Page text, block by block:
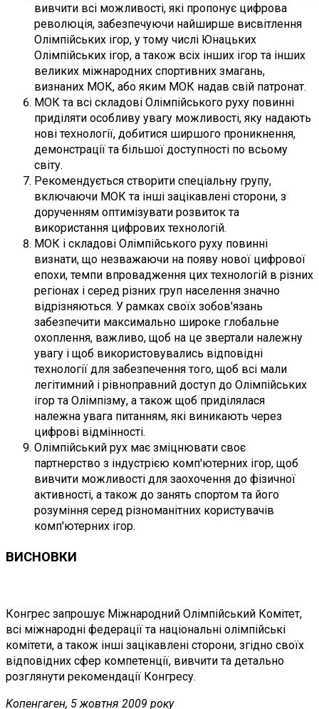
вивчити всі можливості, які пропонує цифрова
революція, забезпечуючи найширше висвітлення
Олімпійських ігор, у тому числі Юнацьких
Олімпійських ігор, а також всіх інших ігор та інших
великих міжнародних спортивних змагань,
визнаних МОК, або яким МОК надав свій патронат.
МОК та всі складові Олімпійського руху повинні
приділяти особливу увагу можливості, яку надають
нові технології, добитися ширшого проникнення,
демонстрації та більшої доступності по всьому
світу.
Рекомендується створити спеціальну групу,
включаючи МОК та інші зацікавлені сторони, з
дорученням оптимізувати розвиток та
використання цифрових технологій.
МОК і складові Олімпійського руху повинні
визнати, що незважаючи на появу нової цифрової
епохи, темпи впровадження цих технологій в різних
регіонах і серед різних груп населення значно
відрізняються. У рамках своїх зобов'язань
забезпечити максимально широке глобальне
охоплення, важливо, щоб на це звертали належну
увагу і щоб використовувались відповідні
технології для забезпечення того, щоб всі мали
легітимний і рівноправний доступ до Олімпійських
ігор та Олімпізму, а також щоб приділялася
належна увага питанням, які виникають через
цифрові відмінності.
Олімпійський рух має зміцнювати своє
партнерство з індустрією комп'ютерних ігор, щоб
вивчити можливості для заохочення до фізичної
активності, а також до занять спортом та його
розуміння серед різноманітних користувачів
комп'ютерних ігор.
ВИСНОВКИ
Конгрес запрошує Міжнародний Олімпійський Комітет,
всі міжнародні федерації та національні олімпійські
комітети, а також інші зацікавлені сторони, згідно своїх
відповідних сфер компетенції, вивчити та детально
розглянути рекомендації Конгресу.
Копенгаген, 5 жовтня 2009 року